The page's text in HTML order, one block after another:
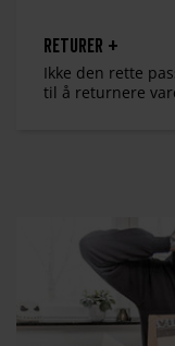
Returer +
Ikke den rette
til å returnere